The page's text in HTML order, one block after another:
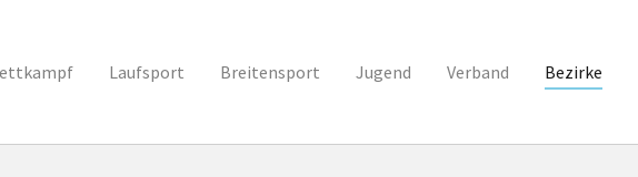
Laufsport Breitensport Jugend Verband Bezirke